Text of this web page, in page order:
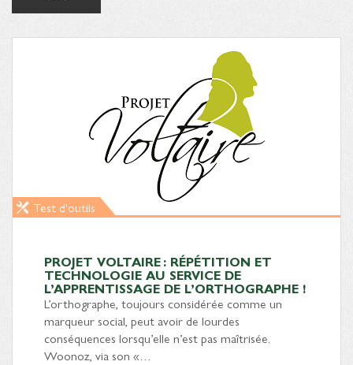
Test d'outils
PROJET VOLTAIRE : RÉPÉTITION ET
TECHNOLOGIE AU SERVICE DE
L’APPRENTISSAGE DE L’ORTHOGRAPHE !
L’orthographe, toujours considérée comme un
marqueur social, peut avoir de lourdes
conséquences lorsqu’elle n’est pas maîtrisée.
Woonoz, via son «…